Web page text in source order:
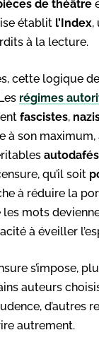
de théâtre
établit l’Index,
à la lecture.
cette logique
régimes
fascistes,
à son maximum,
autodafés
qu’il soit
à réduire la
les mots
à éveiller
s’impose,
auteurs
d’autres
autrement.